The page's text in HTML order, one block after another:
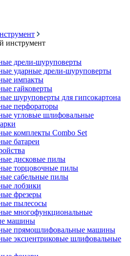
инструмент
дрели-шуруповерты
ударные дрели-шуруповерты
импакты
гайковерты
шуруповерты для гипсокартона
перфораторы
угловые шлифовальные
комплекты Combo Set
батареи
дисковые пилы
торцовочные пилы
сабельные пилы
лобзики
фрезеры
пылесосы
многофункциональные
машины
прямошлифовальные машины
эксцентриковые шлифовальные